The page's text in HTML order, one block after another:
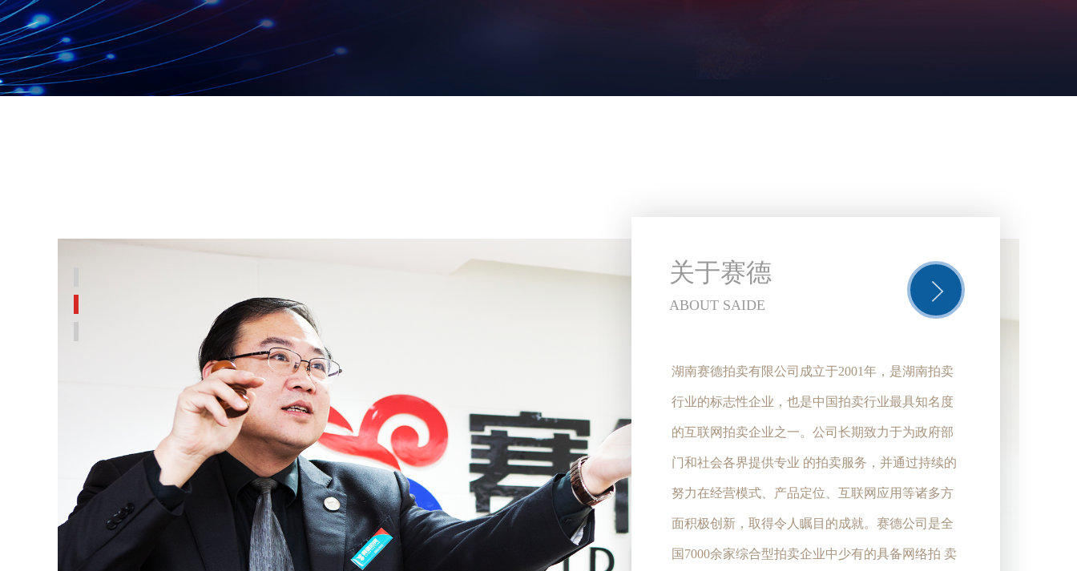
关于赛德
ABOUT SAIDE
湖南赛德拍卖有限公司成立于2001年，是湖南拍卖
行业的标志性企业，也是中国拍卖行业最具知名度
的互联网拍卖企业之一。公司长期致力于为政府部
门和社会各界提供专业 的拍卖服务，并通过持续的
努力在经营模式、产品定位、互联网应用等诸多方
面积极创新，取得令人瞩目的成就。赛德公司是全
国7000余家综合型拍卖企业中少有的具备网络拍 卖